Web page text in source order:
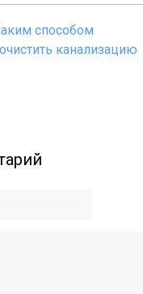
способом
канализацию